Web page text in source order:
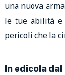
una nuova
le tue abilità e
pericoli che la
In edicola